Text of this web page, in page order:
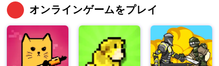
オンラインゲームをプレイ